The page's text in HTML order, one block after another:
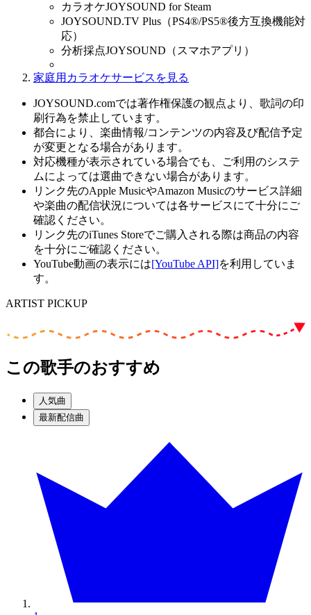
カラオケJOYSOUND for Steam
JOYSOUND.TV Plus（PS4®/PS5®後方互換機能対
応）
分析採点JOYSOUND（スマホアプリ）
家庭用カラオケサービスを見る
JOYSOUND.comでは著作権保護の観点より、歌詞の印
刷行為を禁止しています。
都合により、楽曲情報/コンテンツの内容及び配信予定
が変更となる場合があります。
対応機種が表示されている場合でも、ご利用のシステ
ムによっては選曲できない場合があります。
リンク先のApple MusicやAmazon Musicのサービス詳細
や楽曲の配信状況については各サービスにて十分にご
確認ください。
リンク先のiTunes Storeでご購入される際は商品の内容
を十分にご確認ください。
YouTube動画の表示には[YouTube API]を利用していま
す。
ARTIST PICKUP
この歌手のおすすめ
人気曲
最新配信曲